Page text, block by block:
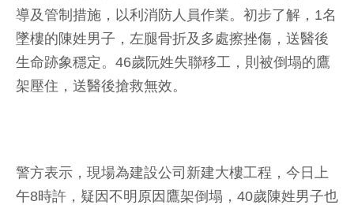
導及管制措施，以利消防人員作業。初步了解，1名
墜樓的陳姓男子，左腿骨折及多處擦挫傷，送醫後
生命跡象穩定。46歲阮姓失聯移工，則被倒塌的鷹
架壓住，送醫後搶救無效。
警方表示，現場為建設公司新建大樓工程，今日上
午8時許，疑因不明原因鷹架倒塌，40歲陳姓男子也